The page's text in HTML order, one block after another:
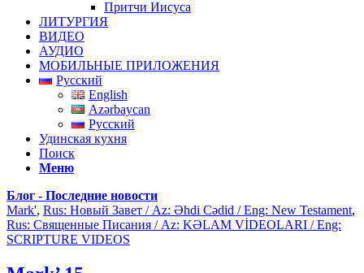
Притчи Иисуса
ЛИТУРГИЯ
ВИДЕО
АУДИО
МОБИЛЬНЫЕ ПРИЛОЖЕНИЯ
Русский
English
Azərbaycan
Русский
Удинская кухня
Поиск
Меню
Блог - Последние новости
Mark', Rus: Новый Завет / Az: Əhdi Cədid / Eng: New Testament,
Rus: Священные Писания / Az: KƏLAM VİDEOLARI / Eng:
SCRIPTURE VIDEOS